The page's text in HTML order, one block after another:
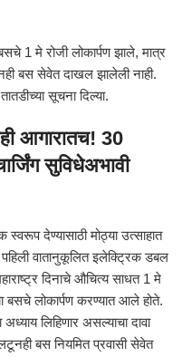
1 मे रोजी लोकार्पण झाले, मात्र
बस सेवेत दाखल झालेली नाही.
सूचना दिल्या.
आगारातच! 30
सुविधेअभावी
देण्यासाठी मोठ्या उत्साहात
वातानुकूलित इलेक्ट्रिक डबल
दिनाचे औचित्य साधत 1 मे
बसचे लोकार्पण करण्यात आले होते.
लिहिणार असल्याचा दावा
बस नियमित प्रवासी सेवेत